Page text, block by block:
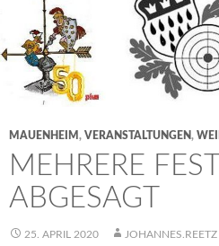
MAUENHEIM , VERANSTALTUNGEN,
MEHRERE
ABGESAGT
25. APRIL 2020 JOHANNES.REETZ